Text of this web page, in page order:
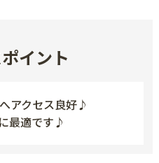
イント
アクセス良好♪
最適です♪